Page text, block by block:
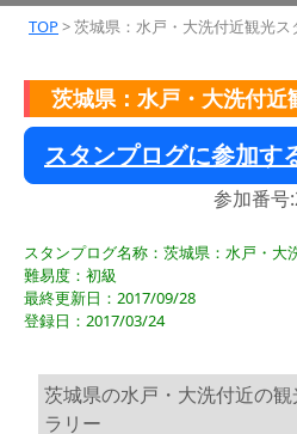
TOP> 茨城県：水戸・大洗付近観光ス
茨城県：水戸・大洗付近
スタンプログに参加す
参加番号
スタンプログ名称：茨城県：水戸・大
難易度：初級
最終更新日：2017/09/28
登録日：2017/03/24
茨城県の水戸・大洗付近の
ラリー